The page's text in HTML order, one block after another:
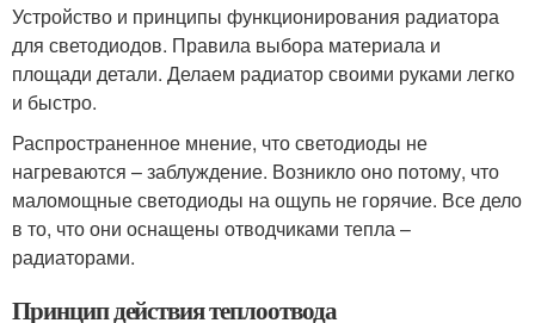
Устройство и принципы функционирования радиатора
для светодиодов. Правила выбора материала и
площади детали. Делаем радиатор своими руками легко
и быстро.
Распространенное мнение, что светодиоды не
нагреваются – заблуждение. Возникло оно потому, что
маломощные светодиоды на ощупь не горячие. Все дело
в то, что они оснащены отводчиками тепла –
радиаторами.
Принцип действия теплоотвода